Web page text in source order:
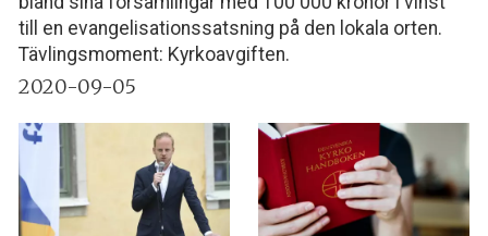
till en evangelisationssatsning på den lokala orten.
Tävlingsmoment: Kyrkoavgiften.
2020-09-05